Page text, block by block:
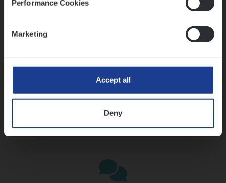
Performance Cookies
Marketing
Accept all
Deny
Assessment